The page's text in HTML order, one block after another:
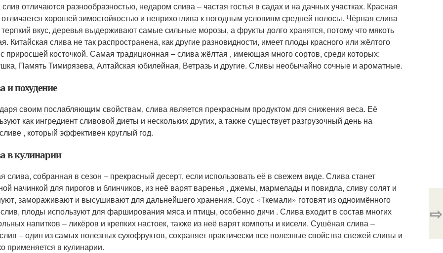
отличаются разнообразностью, недаром слива – частая гостья в садах и на дачных участках. Красная
хорошей зимостойкостью и неприхотлива к погодным условиям средней полосы. Чёрная слива
вкус, деревья выдерживают самые сильные морозы, а фрукты долго хранятся, потому что мякоть
Китайская слива не так распространена, как другие разновидности, имеет плоды красного или жёлтого
приросшей косточкой. Самая традиционная – слива жёлтая , имеющая много сортов, среди которых:
Память Тимирязева, Алтайская юбилейная, Ветразь и другие. Сливы необычайно сочные и ароматные.
и похудение
своим послабляющим свойствам, слива является прекрасным продуктом для снижения веса. Её
как ингредиент сливовой диеты и нескольких других, а также существует разгрузочный день на
, который эффективен круглый год.
в кулинарии
слива, собранная в сезон – прекрасный десерт, если использовать её в свежем виде. Слива станет
начинкой для пирогов и блинчиков, из неё варят варенья , джемы, мармелады и повидла, сливу солят и
замораживают и высушивают для дальнейшего хранения. Соус «Ткемали» готовят из одноимённого
плоды используют для фарширования мяса и птицы, особенно дичи . Слива входит в состав многих
напитков – ликёров и крепких настоек, также из неё варят компоты и кисели. Сушёная слива –
– один из самых полезных сухофруктов, сохраняет практически все полезные свойства свежей сливы и
применяется в кулинарии.
⇨